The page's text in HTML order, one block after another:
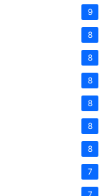
9
8
8
8
8
8
8
7